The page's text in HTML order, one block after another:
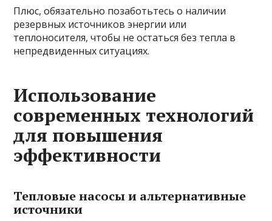
Плюс, обязательно позаботьтесь о наличии
резервных источников энергии или
теплоносителя, чтобы не остаться без тепла в
непредвиденных ситуациях.
Использование
современных технологий
для повышения
эффективности
Тепловые насосы и альтернативные
источники